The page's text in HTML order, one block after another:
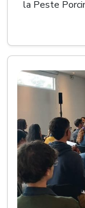
la Peste